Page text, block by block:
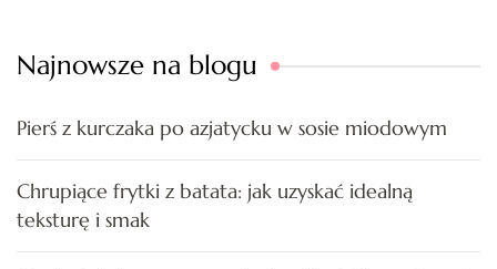
Najnowsze na blogu
Pierś z kurczaka po azjatycku w sosie miodowym
Chrupiące frytki z batata: jak uzyskać idealną
teksturę i smak